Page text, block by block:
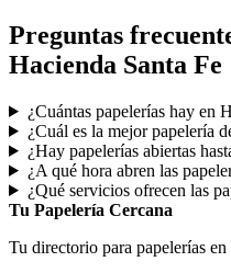
Preguntas
Hacienda Santa Fe
¿Cuántas papelerías hay en
¿Cuál es la mejor papelería
¿Hay papelerías abiertas
¿A qué hora abren las
¿Qué servicios ofrecen las
Tu Papelería Cercana
Tu directorio para papelerías